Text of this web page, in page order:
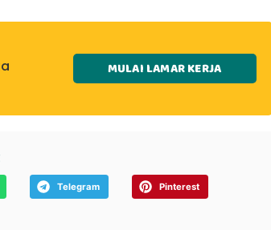
MULAI LAMAR KERJA
Telegram Pinterest